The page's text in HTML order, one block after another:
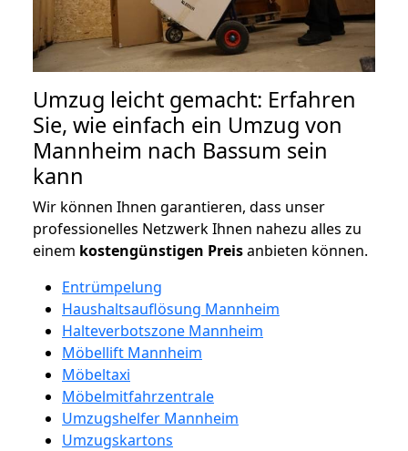
Umzug leicht gemacht: Erfahren
Sie, wie einfach ein Umzug von
Mannheim nach Bassum sein
kann
Wir können Ihnen garantieren, dass unser
professionelles Netzwerk Ihnen nahezu alles zu
einem kostengünstigen Preisanbieten können.
Entrümpelung
Haushaltsauflösung Mannheim
Halteverbotszone Mannheim
Möbellift Mannheim
Möbeltaxi
Möbelmitfahrzentrale
Umzugshelfer Mannheim
Umzugskartons